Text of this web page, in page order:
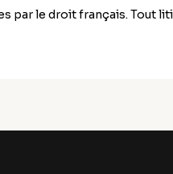
par le droit français. Tout